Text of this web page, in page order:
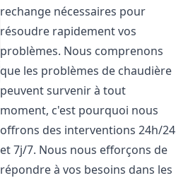
rechange nécessaires pour
résoudre rapidement vos
problèmes. Nous comprenons
que les problèmes de chaudière
peuvent survenir à tout
moment, c'est pourquoi nous
offrons des interventions 24h/24
et 7j/7. Nous nous efforçons de
répondre à vos besoins dans les